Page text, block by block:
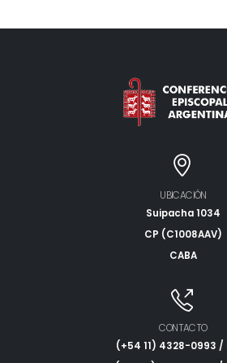
UBICACIÓN
Suipacha 1034
CP (C1008AAV)
CABA
CONTACTO
(+54 11) 4328-0993 /